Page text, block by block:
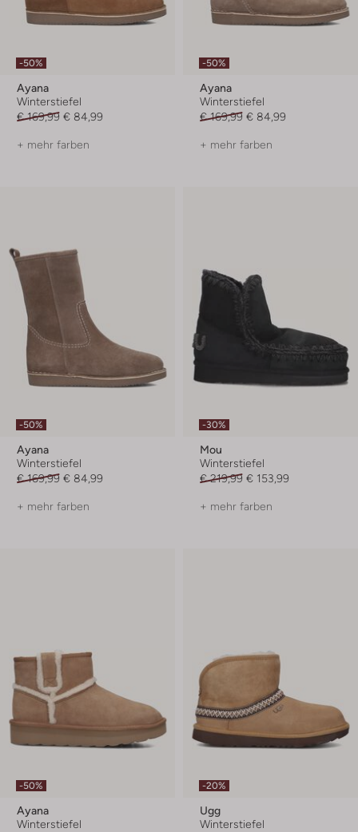
-50%
Ayana
Winterstiefel
€ 169,99 € 84,99
+ mehr farben
-50%
Ayana
Winterstiefel
€ 169,99 € 84,99
+ mehr farben
-50%
Ayana
Winterstiefel
€ 169,99 € 84,99
+ mehr farben
-30%
Mou
Winterstiefel
€ 219,99 € 153,99
+ mehr farben
-50%
Ayana
Winterstiefel
-20%
Ugg
Winterstiefel